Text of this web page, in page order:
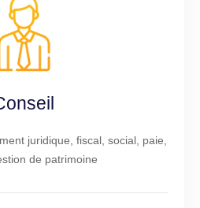
juridique, fiscal, social, paie,
de patrimoine